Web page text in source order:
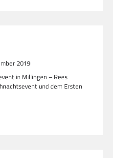
2019
in Millingen – Rees
und dem Ersten